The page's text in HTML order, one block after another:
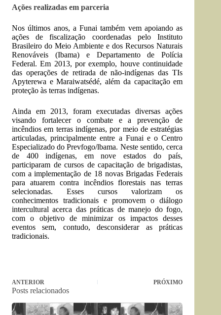
Ações realizadas em parceria
Nos últimos anos, a Funai também vem apoiando as
ações de fiscalização coordenadas pelo Instituto
Brasileiro do Meio Ambiente e dos Recursos Naturais
Renováveis (Ibama) e Departamento de Polícia
Federal. Em 2013, por exemplo, houve continuidade
das operações de retirada de não-indígenas das TIs
Apyterewa e Maraiwatsédé, além da capacitação em
proteção às terras indígenas.
Ainda em 2013, foram executadas diversas ações
visando fortalecer o combate e a prevenção de
incêndios em terras indígenas, por meio de estratégias
articuladas, principalmente entre a Funai e o Centro
Especializado do Prevfogo/lbama. Neste sentido, cerca
de 400 indígenas, em nove estados do país,
participaram de cursos de capacitação de brigadistas,
com a implementação de 18 novas Brigadas Federais
para atuarem contra incêndios florestais nas terras
selecionadas. Esses cursos valorizam os
conhecimentos tradicionais e promovem o diálogo
intercultural acerca das práticas de manejo do fogo,
com o objetivo de minimizar os impactos desses
eventos sem, contudo, desconsiderar as práticas
tradicionais.
ANTERIOR PRÓXIMO
Posts relacionados